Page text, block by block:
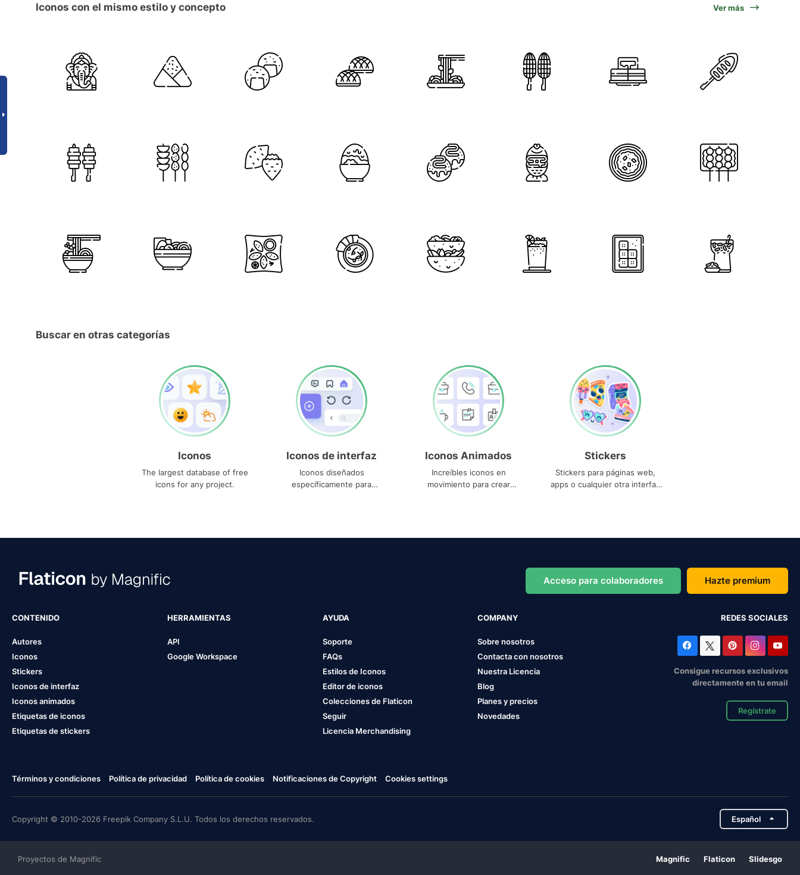
Iconos con el mismo estilo y concepto Ver más
Buscar en otras categorías
Iconos
The largest database of free
icons for any project.
Iconos de interfaz
Iconos diseñados
específicamente para
Iconos Animados
Increíbles iconos en
movimiento para crear
Stickers
Stickers para páginas web,
apps o cualquier otra interfaz
Acceso para colaboradores Hazte premium
CONTENIDO
Autores
Iconos
Stickers
Iconos de interfaz
Iconos animados
Etiquetas de iconos
Etiquetas de stickers
HERRAMIENTAS
API
Google Workspace
AYUDA
Soporte
FAQs
Estilos de Iconos
Editor de iconos
Colecciones de Flaticon
Seguir
Licencia Merchandising
COMPANY
Sobre nosotros
Contacta con nosotros
Nuestra Licencia
Blog
Planes y precios
Novedades
REDES SOCIALES
Consigue recursos exclusivos
directamente en tu email
Regístrate
Términos y condiciones Política de privacidad Política de cookies Notificaciones de Copyright Cookies settings
Copyright © 2010-2026 Freepik Company S.L.U. Todos los derechos reservados. Español
Proyectos de Magnific Magnific Flaticon Slidesgo